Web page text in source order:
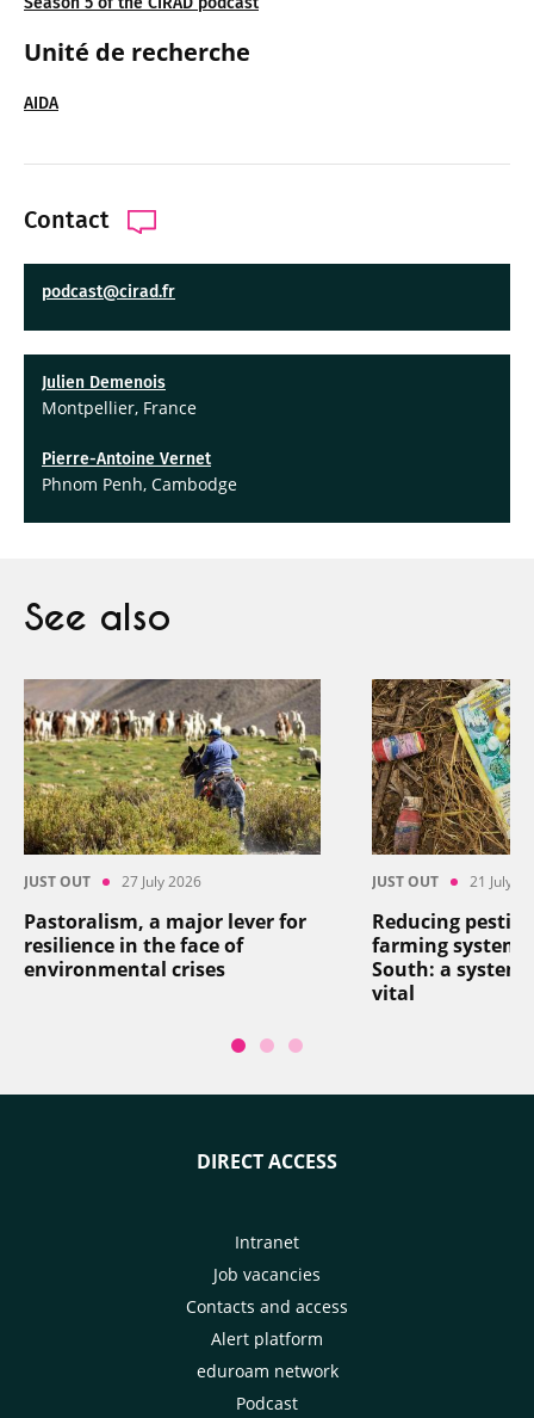
Unité de recherche
AIDA
Contact
podcast@cirad.fr
Julien Demenois
Montpellier, France
Pierre-Antoine Vernet
Phnom Penh, Cambodge
See also
JUST OUT 27 July 2026
Pastoralism, a major lever for
resilience in the face of
environmental crises
JUST OUT 21 July
Reducing
farming
South: a
vital
DIRECT ACCESS
Intranet
Job vacancies
Contacts and access
Alert platform
eduroam network
Podcast